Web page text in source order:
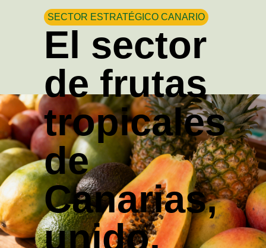
SECTOR ESTRATÉGICO CANARIO
El sector
de frutas
tropicales
de
Canarias,
unido.